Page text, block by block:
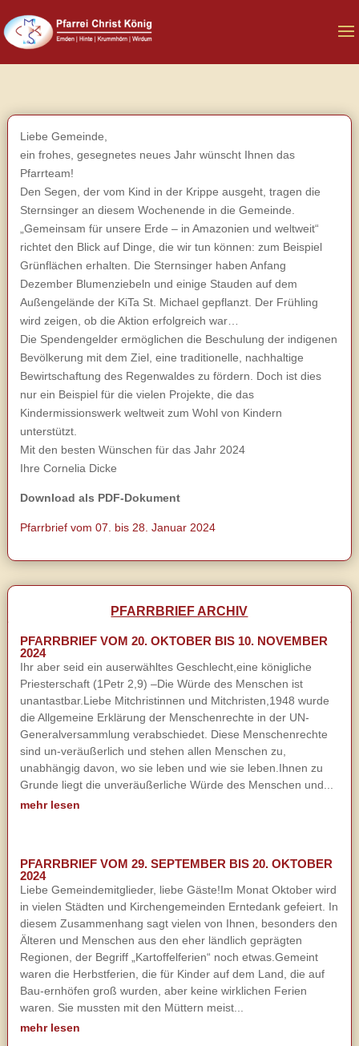
Liebe Gemeinde,
ein frohes, gesegnetes neues Jahr wünscht Ihnen das
Pfarrteam!
Den Segen, der vom Kind in der Krippe ausgeht, tragen die
Sternsinger an diesem Wochenende in die Gemeinde.
„Gemeinsam für unsere Erde – in Amazonien und weltweit“
richtet den Blick auf Dinge, die wir tun können: zum Beispiel
Grünflächen erhalten. Die Sternsinger haben Anfang
Dezember Blumenziebeln und einige Stauden auf dem
Außengelände der KiTa St. Michael gepflanzt. Der Frühling
wird zeigen, ob die Aktion erfolgreich war…
Die Spendengelder ermöglichen die Beschulung der indigenen
Bevölkerung mit dem Ziel, eine traditionelle, nachhaltige
Bewirtschaftung des Regenwaldes zu fördern. Doch ist dies
nur ein Beispiel für die vielen Projekte, die das
Kindermissionswerk weltweit zum Wohl von Kindern
unterstützt.
Mit den besten Wünschen für das Jahr 2024
Ihre Cornelia Dicke
Download als PDF-Dokument
Pfarrbrief vom 07. bis 28. Januar 2024
PFARRBRIEF ARCHIV
PFARRBRIEF VOM 20. OKTOBER BIS 10. NOVEMBER
2024
Ihr aber seid ein auserwähltes Geschlecht,eine königliche
Priesterschaft (1Petr 2,9) –Die Würde des Menschen ist
unantastbar.Liebe Mitchristinnen und Mitchristen,1948 wurde
die Allgemeine Erklärung der Menschenrechte in der UN-
Generalversammlung verabschiedet. Diese Menschenrechte
sind un-veräußerlich und stehen allen Menschen zu,
unabhängig davon, wo sie leben und wie sie leben.Ihnen zu
Grunde liegt die unveräußerliche Würde des Menschen und...
mehr lesen
PFARRBRIEF VOM 29. SEPTEMBER BIS 20. OKTOBER
2024
Liebe Gemeindemitglieder, liebe Gäste!Im Monat Oktober wird
in vielen Städten und Kirchengemeinden Erntedank gefeiert. In
diesem Zusammenhang sagt vielen von Ihnen, besonders den
Älteren und Menschen aus den eher ländlich geprägten
Regionen, der Begriff „Kartoffelferien“ noch etwas.Gemeint
waren die Herbstferien, die für Kinder auf dem Land, die auf
Bau-ernhöfen groß wurden, aber keine wirklichen Ferien
waren. Sie mussten mit den Müttern meist...
mehr lesen